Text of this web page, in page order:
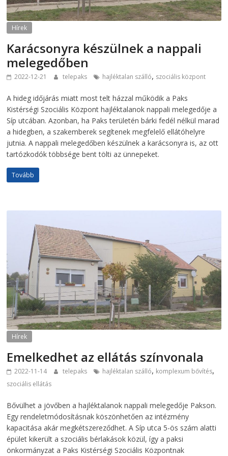
Hírek
Karácsonyra készülnek a nappali
melegedőben
2022-12-21 telepaks hajléktalan szálló, szociális központ
A hideg időjárás miatt most telt házzal működik a Paks
Kistérségi Szociális Központ hajléktalanok nappali melegedője a
Síp utcában. Azonban, ha Paks területén bárki fedél nélkül marad
a hidegben, a szakemberek segítenek megfelelő ellátóhelyre
jutnia. A nappali melegedőben készülnek a karácsonyra is, az ott
tartózkodók többsége bent tölti az ünnepeket.
Tovább
Hírek
Emelkedhet az ellátás színvonala
2022-11-14 telepaks hajléktalan szálló, komplexum bővítés,
szociális ellátás
Bővülhet a jövőben a hajléktalanok nappali melegedője Pakson.
Egy rendeletmódosításnak köszönhetően az intézmény
kapacitása akár megkétszereződhet. A Síp utca 5-ös szám alatti
épület kikerült a szociális bérlakások közül, így a paksi
önkormányzat a Paks Kistérségi Szociális Központnak